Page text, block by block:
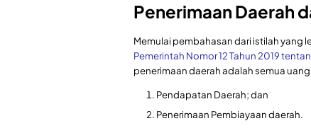
Penerimaan Daerah
Memulai pembahasan dari istilah yang
Pemerintah Nomor 12 Tahun 2019
penerimaan daerah adalah semua
Pendapatan Daerah; dan
Penerimaan Pembiayaan daerah.